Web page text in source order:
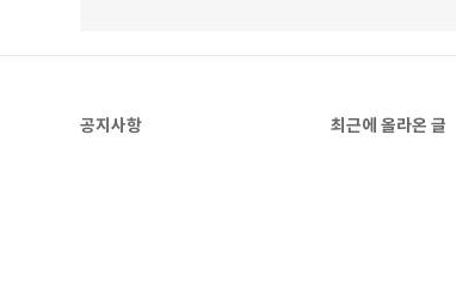
공지사항 최근에 올라온 글